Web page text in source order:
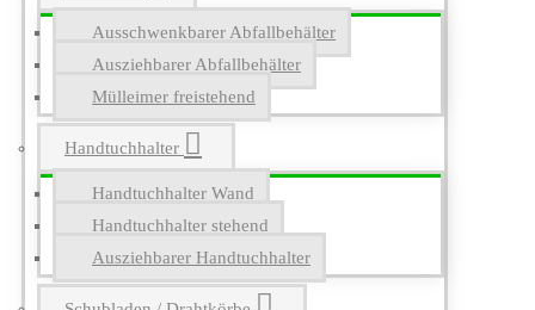
Ausschwenkbarer Abfallbehälter
Ausziehbarer Abfallbehälter
Mülleimer freistehend
Handtuchhalter
Handtuchhalter Wand
Handtuchhalter stehend
Ausziehbarer Handtuchhalter